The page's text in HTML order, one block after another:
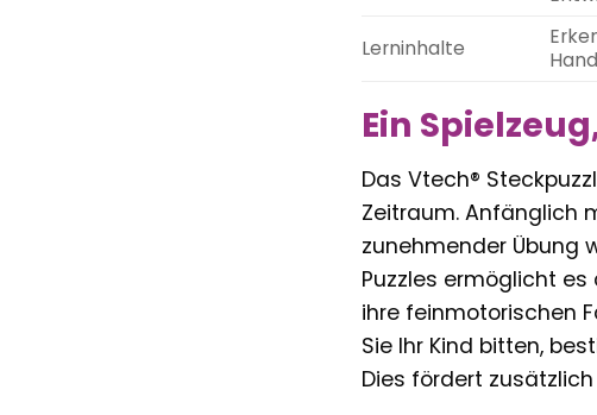
Lerninhalte
Ein
Das Vtech®
Zeitraum. Anfänglich
zunehmender Übung
Puzzles ermöglicht
ihre feinmotorischen
Sie Ihr Kind bitten,
Dies fördert